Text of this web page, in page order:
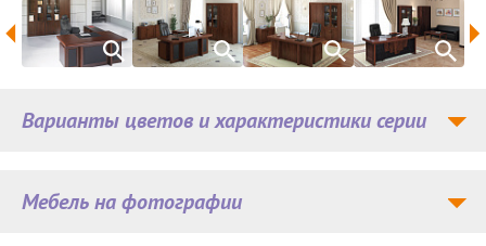
Мебель на фотографии
Варианты цветов и характеристики серии